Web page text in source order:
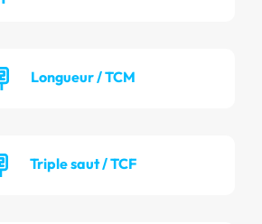
Longueur / TCM
Triple saut / TCF